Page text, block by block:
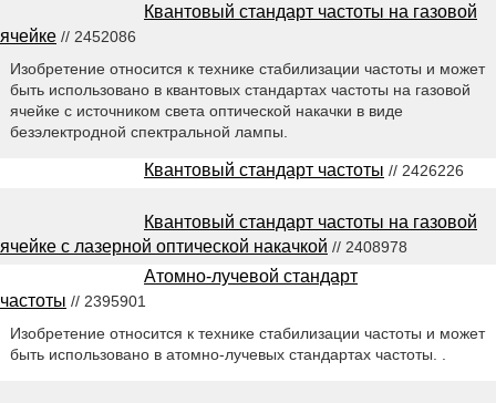
Квантовый стандарт частоты на газовой
ячейке // 2452086
Изобретение относится к технике стабилизации частоты и может
быть использовано в квантовых стандартах частоты на газовой
ячейке с источником света оптической накачки в виде
безэлектродной спектральной лампы.
Квантовый стандарт частоты // 2426226
Квантовый стандарт частоты на газовой
ячейке с лазерной оптической накачкой // 2408978
Атомно-лучевой стандарт
частоты // 2395901
Изобретение относится к технике стабилизации частоты и может
быть использовано в атомно-лучевых стандартах частоты. .